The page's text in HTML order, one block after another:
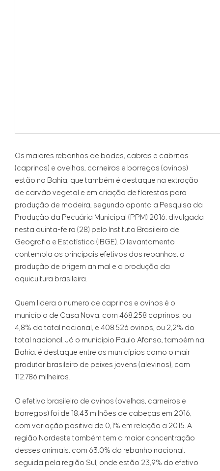
Os maiores rebanhos de bodes, cabras e cabritos
(caprinos) e ovelhas, carneiros e borregos (ovinos)
estão na Bahia, que também é destaque na extração
de carvão vegetal e em criação de florestas para
produção de madeira, segundo aponta a Pesquisa da
Produção da Pecuária Municipal (PPM) 2016, divulgada
nesta quinta-feira (28) pelo Instituto Brasileiro de
Geografia e Estatística (IBGE). O levantamento
contempla os principais efetivos dos rebanhos, a
produção de origem animal e a produção da
aquicultura brasileira.
Quem lidera o número de caprinos e ovinos é o
município de Casa Nova, com 468.258 caprinos, ou
4,8% do total nacional, e 408.526 ovinos, ou 2,2% do
total nacional. Já o município Paulo Afonso, também na
Bahia, é destaque entre os municípios como o mair
produtor brasileiro de peixes jovens (alevinos), com
112.786 milheiros.
O efetivo brasileiro de ovinos (ovelhas, carneiros e
borregos) foi de 18,43 milhões de cabeças em 2016,
com variação positiva de 0,1% em relação a 2015. A
região Nordeste também tem a maior concentração
desses animais, com 63,0% do rebanho nacional,
seguida pela região Sul, onde estão 23,9% do efetivo